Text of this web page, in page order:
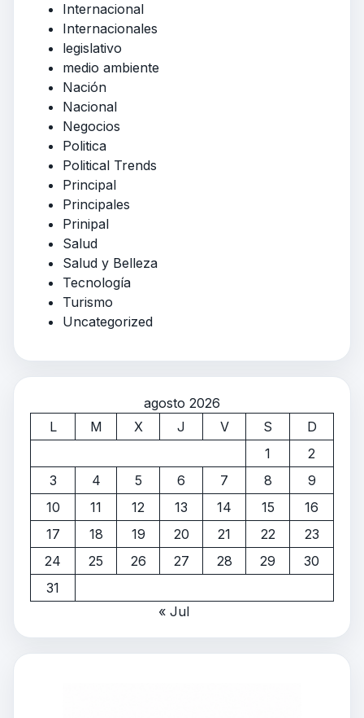
Internacional
Internacionales
legislativo
medio ambiente
Nación
Nacional
Negocios
Politica
Political Trends
Principal
Principales
Prinipal
Salud
Salud y Belleza
Tecnología
Turismo
Uncategorized
agosto 2026
L
M X J V S
D
1
2
3
4 5 6 7 8
9
10
11 12 13 14 15
16
17
18 19 20 21 22
23
24
25 26 27 28 29
30
31
« Jul